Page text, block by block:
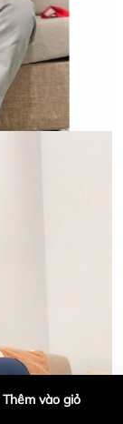
Thêm vào giỏ